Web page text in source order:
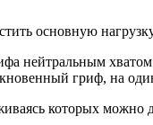
основную
нейтральным
гриф, на
которых можно